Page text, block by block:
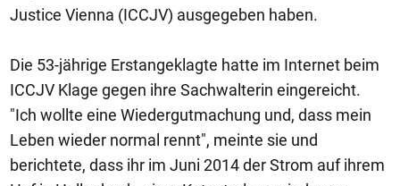
Justice Vienna (ICCJV) ausgegeben haben.
Die 53-jährige Erstangeklagte hatte im Internet beim
ICCJV Klage gegen ihre Sachwalterin eingereicht.
"Ich wollte eine Wiedergutmachung und, dass mein
Leben wieder normal rennt", meinte sie und
berichtete, dass ihr im Juni 2014 der Strom auf ihrem